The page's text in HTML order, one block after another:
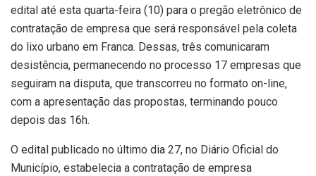
edital até esta quarta-feira (10) para o pregão eletrônico de
contratação de empresa que será responsável pela coleta
do lixo urbano em Franca. Dessas, três comunicaram
desistência, permanecendo no processo 17 empresas que
seguiram na disputa, que transcorreu no formato on-line,
com a apresentação das propostas, terminando pouco
depois das 16h.
O edital publicado no último dia 27, no Diário Oficial do
Município, estabelecia a contratação de empresa